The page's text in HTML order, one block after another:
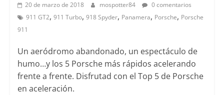
20 de marzo de 2018 mospotter84
0 comentarios
911 GT2, 911 Turbo, 918 Spyder, Panamera, Porsche, Porsche
911
Un aeródromo abandonado, un espectáculo de
humo…y los 5 Porsche más rápidos acelerando
frente a frente. Disfrutad con el Top 5 de Porsche
en aceleración.